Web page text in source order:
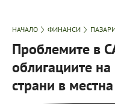
НАЧАЛО ФИНАНСИ
Проблемите в
облигациите
страни в